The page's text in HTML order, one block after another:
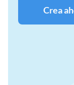
Crea